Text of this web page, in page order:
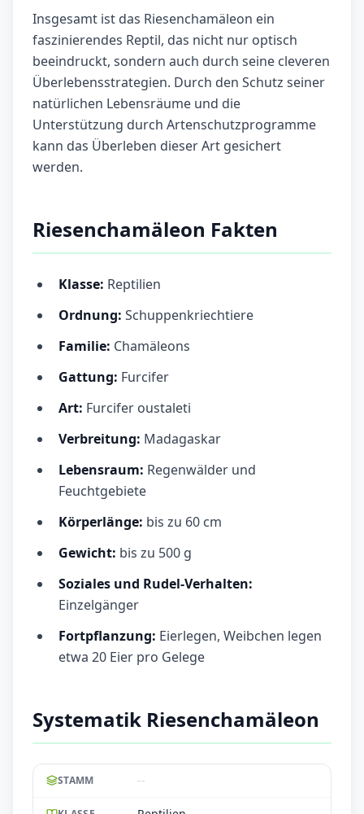
Insgesamt ist das Riesenchamäleon ein
faszinierendes Reptil, das nicht nur optisch
beeindruckt, sondern auch durch seine cleveren
Überlebensstrategien. Durch den Schutz seiner
natürlichen Lebensräume und die
Unterstützung durch Artenschutzprogramme
kann das Überleben dieser Art gesichert
werden.
Riesenchamäleon Fakten
Klasse: Reptilien
Ordnung: Schuppenkriechtiere
Familie: Chamäleons
Gattung: Furcifer
Art: Furcifer oustaleti
Verbreitung: Madagaskar
Lebensraum: Regenwälder und
Feuchtgebiete
Körperlänge: bis zu 60 cm
Gewicht: bis zu 500 g
Soziales und Rudel-Verhalten:
Einzelgänger
Fortpflanzung: Eierlegen, Weibchen legen
etwa 20 Eier pro Gelege
Systematik Riesenchamäleon
STAMM --